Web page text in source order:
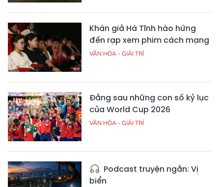
Khán giả Hà Tĩnh hào hứng
đến rạp xem phim cách mạng
VĂN HÓA - GIẢI TRÍ
Đằng sau những con số kỷ lục
của World Cup 2026
VĂN HÓA - GIẢI TRÍ
Podcast truyện ngắn: Vị
biển